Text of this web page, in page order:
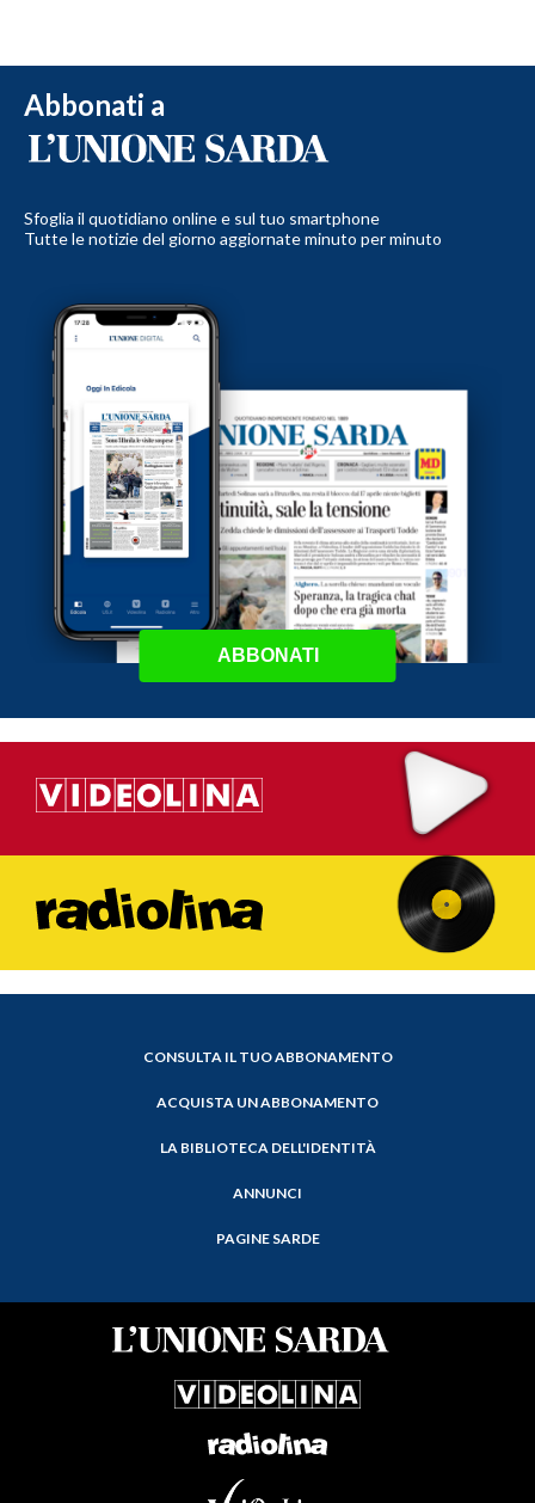
Abbonati a
Sfoglia il quotidiano online e sul tuo smartphone
Tutte le notizie del giorno aggiornate minuto per minuto
ABBONATI
CONSULTA IL TUO ABBONAMENTO
ACQUISTA UN ABBONAMENTO
LA BIBLIOTECA DELL'IDENTITÀ
ANNUNCI
PAGINE SARDE